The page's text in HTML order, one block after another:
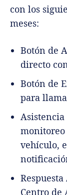
con los
meses:
Botón de
directo
Botón de
para
monitoreo
vehículo,
Centro de